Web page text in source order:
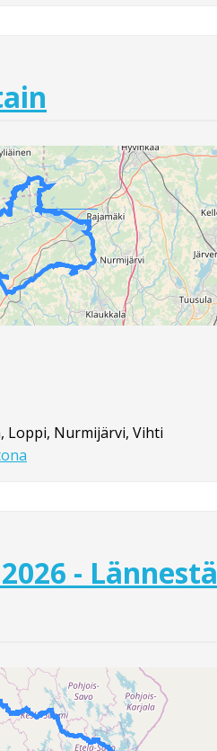
Loppi, Nurmijärvi, Vihti
- Lännestä